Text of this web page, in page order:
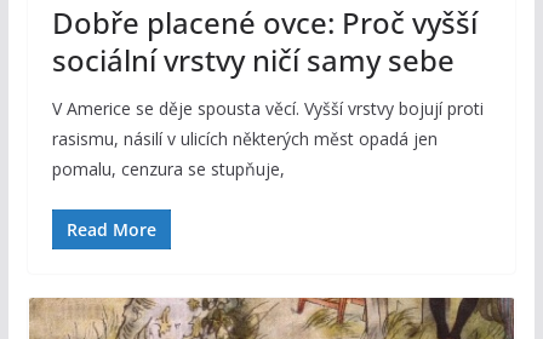
Dobře placené ovce: Proč vyšší
sociální vrstvy ničí samy sebe
V Americe se děje spousta věcí. Vyšší vrstvy bojují proti
rasismu, násilí v ulicích některých měst opadá jen
pomalu, cenzura se stupňuje,
Read More